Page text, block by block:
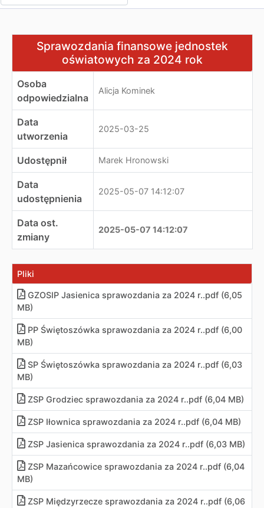
Sprawozdania finansowe jednostek oświatowych za
Sprawozdania finansowe jednostek
oświatowych za 2024 rok
Osoba
odpowiedzialna
Alicja Kominek
Data
utworzenia
2025-03-25
Udostępnił Marek Hronowski
Data
udostępnienia
2025-05-07 14:12:07
Data ost.
zmiany
2025-05-07 14:12:07
Pliki
GZOSIP Jasienica sprawozdania za 2024 r..pdf (6,05
MB)
PP Świętoszówka sprawozdania za 2024 r..pdf (6,00
MB)
SP Świętoszówka sprawozdania za 2024 r..pdf (6,03
MB)
ZSP Grodziec sprawozdania za 2024 r..pdf (6,04 MB)
ZSP Iłownica sprawozdania za 2024 r..pdf (6,04 MB)
ZSP Jasienica sprawozdania za 2024 r..pdf (6,03 MB)
ZSP Mazańcowice sprawozdania za 2024 r..pdf (6,04
MB)
ZSP Międzyrzecze sprawozdania za 2024 r..pdf (6,06